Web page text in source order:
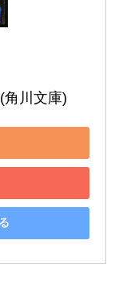
角川文庫)